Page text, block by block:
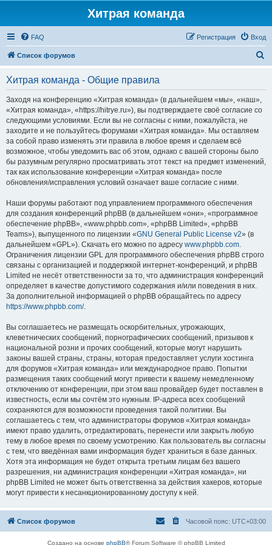
Хитрая команда
FAQ Вход
Регистрация
Список форумов
Хитрая команда - Общие правила
Заходя на конференцию «Хитрая команда» (в дальнейшем «мы», «наш»,
«Хитрая команда», «https://hitrye.ru»), вы подтверждаете своё согласие со
следующими условиями. Если вы не согласны с ними, пожалуйста, не
заходите и не пользуйтесь форумами «Хитрая команда». Мы оставляем
за собой право изменять эти правила в любое время и сделаем всё
возможное, чтобы уведомить вас об этом, однако с вашей стороны было
бы разумным регулярно просматривать этот текст на предмет изменений,
так как использование конференции «Хитрая команда» после
обновления/исправления условий означает ваше согласие с ними.
Наши форумы работают под управлением программного обеспечения
для создания конференций phpBB (в дальнейшем «они», «программное
обеспечение phpBB», «www.phpbb.com», «phpBB Limited», «phpBB
Teams»), выпущенного по лицензии «GNU General Public License v2» (в
дальнейшем «GPL»). Скачать его можно по адресу www.phpbb.com.
Ограничения лицензии GPL для программного обеспечения phpBB строго
связаны с организацией и поддержкой интернет-конференций, и phpBB
Limited не несёт ответственности за то, что администрация конференций
определяет в качестве допустимого содержания и/или поведения в них.
За дополнительной информацией о phpBB обращайтесь по адресу
https://www.phpbb.com/.
Вы соглашаетесь не размещать оскорбительных, угрожающих,
клеветнических сообщений, порнографических сообщений, призывов к
национальной розни и прочих сообщений, которые могут нарушить
законы вашей страны, страны, которая предоставляет услуги хостинга
для форумов «Хитрая команда» или международное право. Попытки
размещения таких сообщений могут привести к вашему немедленному
отключению от конференции, при этом ваш провайдер будет поставлен в
известность, если мы сочтём это нужным. IP-адреса всех сообщений
сохраняются для возможности проведения такой политики. Вы
соглашаетесь с тем, что администраторы форумов «Хитрая команда»
имеют право удалить, отредактировать, перенести или закрыть любую
тему в любое время по своему усмотрению. Как пользователь вы согласны
с тем, что введённая вами информация будет храниться в базе данных.
Хотя эта информация не будет открыта третьим лицам без вашего
разрешения, ни администрация конференции «Хитрая команда», ни
phpBB Limited не может быть ответственна за действия хакеров, которые
могут привести к несанкционированному доступу к ней.
Список форумов Часовой пояс: UTC+03:00
Создано на основе phpBB® Forum Software © phpBB Limited